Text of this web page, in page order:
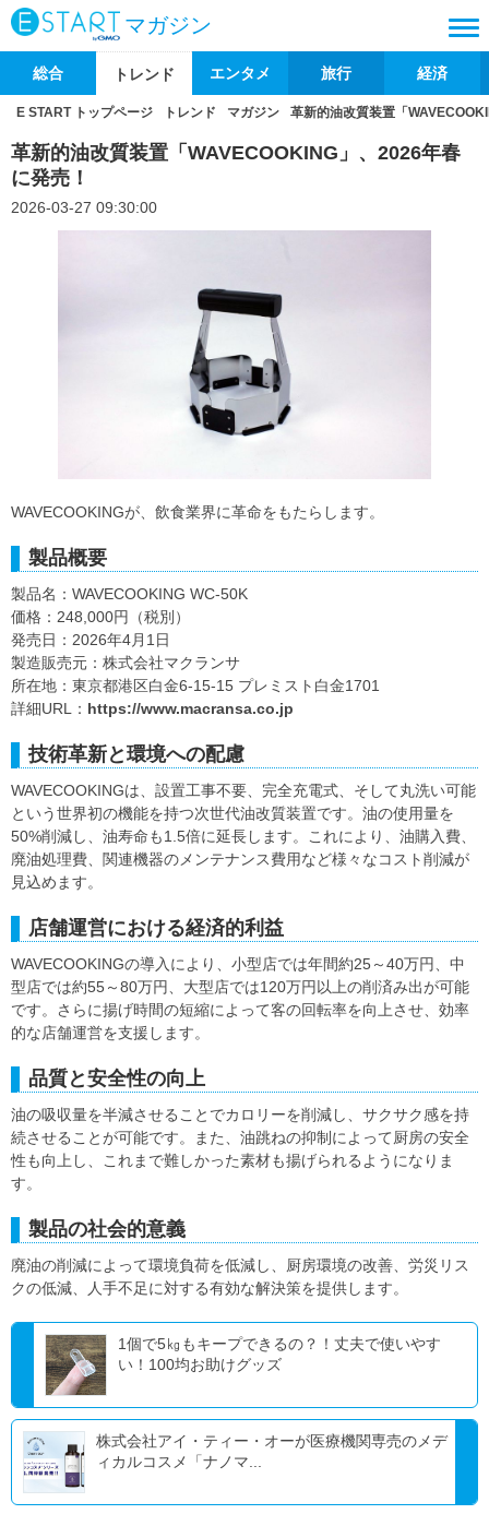
マガジン
総合 トレンド エンタメ 旅行 経済
E START トップページ トレンド マガジン 革新的油改質装置「
革新的油改質装置「WAVECOOKING」、2026年春
に発売！
2026-03-27 09:30:00
WAVECOOKINGが、飲食業界に革命をもたらします。
製品概要
製品名：WAVECOOKING WC-50K
価格：248,000円（税別）
発売日：2026年4月1日
製造販売元：株式会社マクランサ
所在地：東京都港区白金6-15-15 プレミスト白金1701
詳細URL： https://www.macransa.co.jp
技術革新と環境への配慮
WAVECOOKINGは、設置工事不要、完全充電式、そして丸洗い可能
という世界初の機能を持つ次世代油改質装置です。油の使用量を
50%削減し、油寿命も1.5倍に延長します。これにより、油購入費、
廃油処理費、関連機器のメンテナンス費用など様々なコスト削減が
見込めます。
店舗運営における経済的利益
WAVECOOKINGの導入により、小型店では年間約25～40万円、中
型店では約55～80万円、大型店では120万円以上の削済み出が可能
です。さらに揚げ時間の短縮によって客の回転率を向上させ、効率
的な店舗運営を支援します。
品質と安全性の向上
油の吸収量を半減させることでカロリーを削減し、サクサク感を持
続させることが可能です。また、油跳ねの抑制によって厨房の安全
性も向上し、これまで難しかった素材も揚げられるようになりま
す。
製品の社会的意義
廃油の削減によって環境負荷を低減し、厨房環境の改善、労災リス
クの低減、人手不足に対する有効な解決策を提供します。
1個で5㎏もキープできるの？！丈夫で使いやす
い！100均お助けグッズ
株式会社アイ・ティー・オーが医療機関専売のメデ
ィカルコスメ「ナノマ...